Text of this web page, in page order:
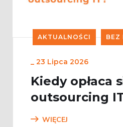
AKTUALNOŚCI BEZ
_ 23 Lipca 2026
Kiedy opłaca
outsourcing
WIĘCEJ